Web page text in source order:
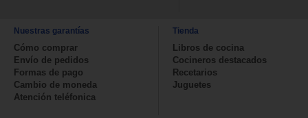
Nuestras garantías
Cómo comprar
Envío de pedidos
Formas de pago
Cambio de moneda
Atención teléfonica
Tienda
Libros de cocina
Cocineros destacados
Recetarios
Juguetes